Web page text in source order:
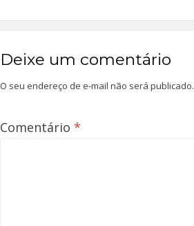
Deixe um comentário
O seu endereço de e-mail não será publicado.
Comentário *